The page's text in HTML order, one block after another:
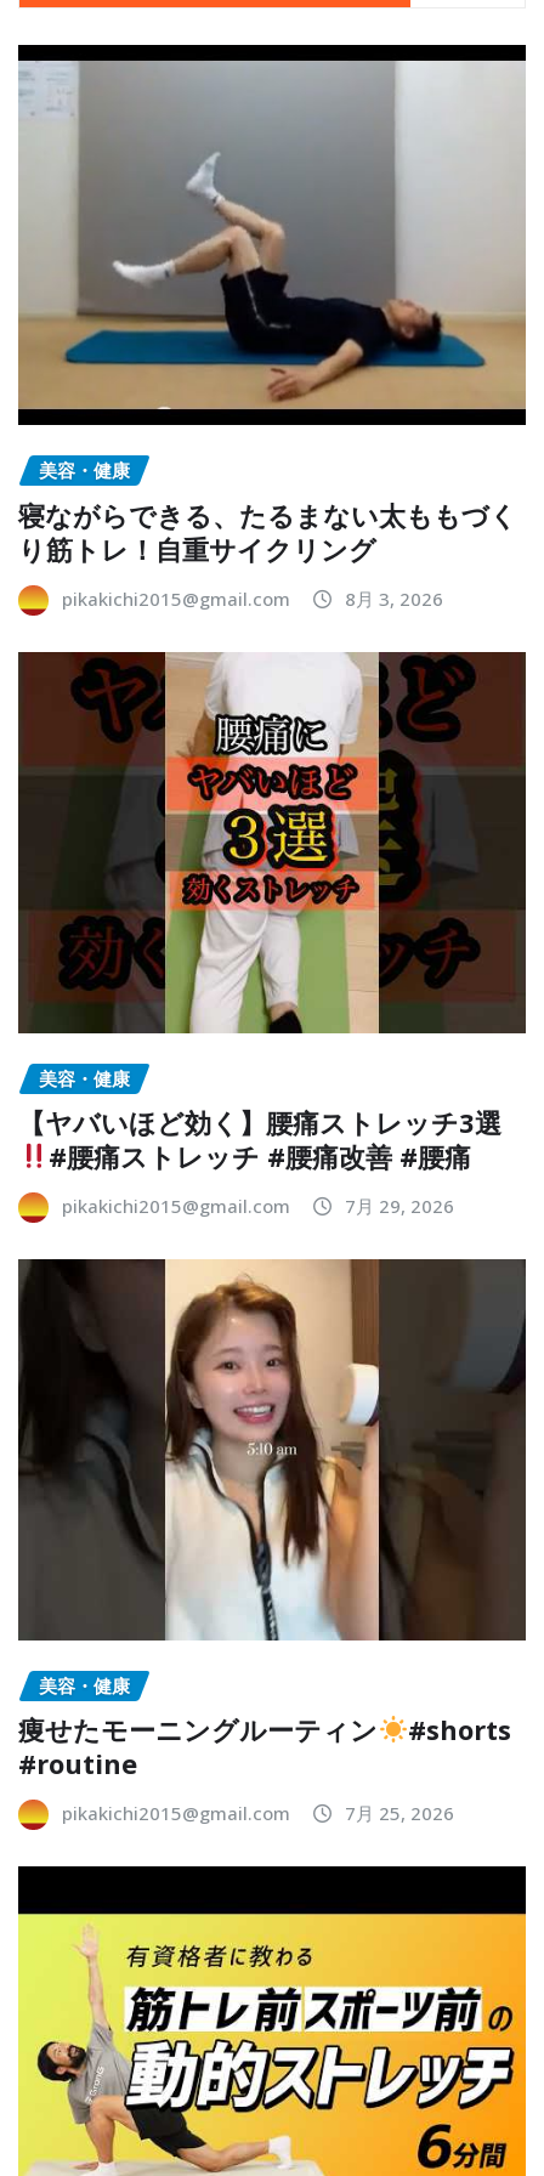
美容・健康
寝ながらできる、たるまない太ももづく
り筋トレ！自重サイクリング
pikakichi2015@gmail.com 8月 3, 2026
美容・健康
【ヤバいほど効く】腰痛ストレッチ3選
#腰痛ストレッチ #腰痛改善 #腰痛
pikakichi2015@gmail.com 7月 29, 2026
美容・健康
痩せたモーニングルーティン
#shorts
#routine
pikakichi2015@gmail.com 7月 25, 2026